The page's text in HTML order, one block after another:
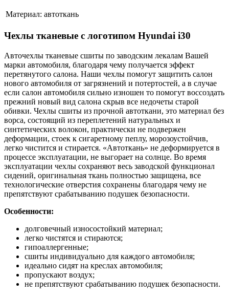
Материал: автоткань
Чехлы тканевые с логотипом Hyundai i30
Авточехлы тканевые сшиты по заводским лекалам Вашей
марки автомобиля, благодаря чему получается эффект
перетянутого салона. Наши чехлы помогут защитить салон
нового автомобиля от загрязнений и потертостей, а в случае
если салон автомобиля сильно изношен то помогут воссоздать
прежний новый вид салона скрыв все недочеты старой
обивки. Чехлы сшиты из прочной автоткани, это материал без
ворса, состоящий из переплетений натуральных и
синтетических волокон, практически не подвержен
деформации, стоек к сигаретному пеплу, морозоустойчив,
легко чистится и стирается. «Автоткань» не деформируется в
процессе эксплуатации, не выгорает на солнце. Во время
эксплуатации чехлы сохраняют весь заводской функционал
сидений, оригинальная ткань полностью защищена, все
технологические отверстия сохранены благодаря чему не
препятствуют срабатыванию подушек безопасности.
Особенности:
долговечный износостойкий материал;
легко чистятся и стираются;
гипоаллергенные;
сшиты индивидуально для каждого автомобиля;
идеально сидят на креслах автомобиля;
пропускают воздух;
не препятствуют срабатыванию подушек безопасности.